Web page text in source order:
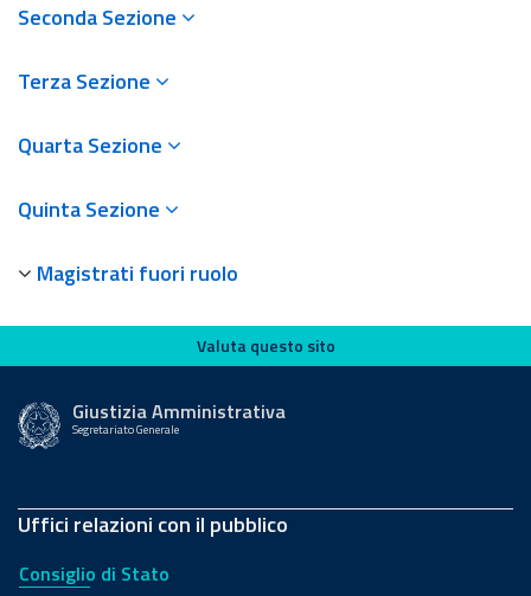
Seconda Sezione
Terza Sezione
Quarta Sezione
Quinta Sezione
Magistrati fuori ruolo
Valuta questo sito
Valuta questo sito
Giustizia Amministrativa
Segretariato Generale
Uffici relazioni con il pubblico
Consiglio di Stato